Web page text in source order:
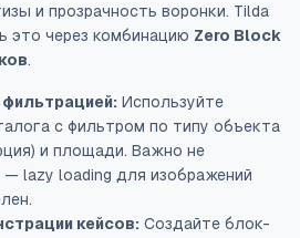
и прозрачность воронки. Tilda
это через комбинацию Zero Block
.
Используйте
с фильтром по типу объекта
и площади. Важно не
— lazy loading для изображений
кейсов: Создайте блок-